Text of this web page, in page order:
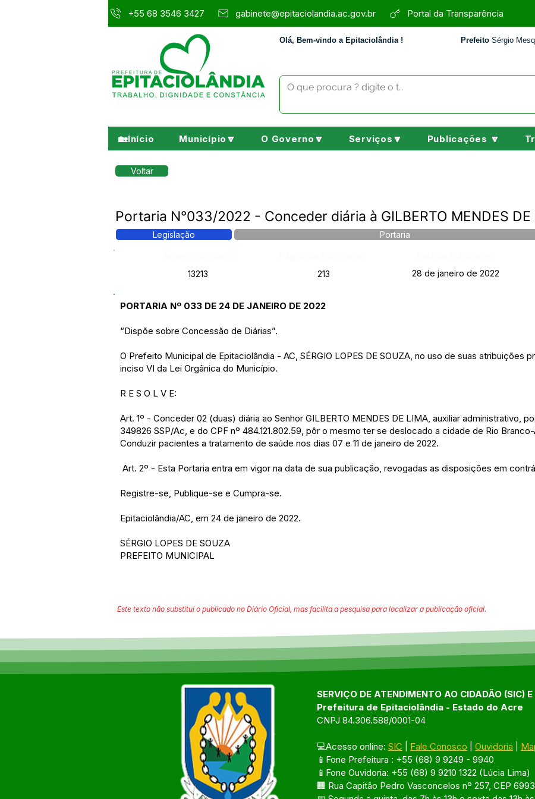
+55 68 3546 3427 gabinete@epitaciolandia.ac.gov.br Portal da Transparência
Olá, Bem-vindo a Epitaciolândia ! Prefeito Sérgio
🏡Início Município🔽 O Governo🔽 Serviços🔽 Publicações 🔽
Voltar
Portaria N°033/2022 - Conceder diária à GILBERTO MENDES DE
Legislação Portaria
13213
213 28 de janeiro de 2022
PORTARIA Nº 033 DE 24 DE JANEIRO DE 2022
“Dispõe sobre Concessão de Diárias”.
O Prefeito Municipal de Epitaciolândia - AC, SÉRGIO LOPES DE SOUZA, no uso de suas atribuições
inciso VI da Lei Orgânica do Município.
R E S O L V E:
Art. 1º - Conceder 02 (duas) diária ao Senhor GILBERTO MENDES DE LIMA, auxiliar administrativo,
349826 SSP/Ac, e do CPF nº 484.121.802.59, pôr o mesmo ter se deslocado a cidade de Rio Branco-
Conduzir pacientes a tratamento de saúde nos dias 07 e 11 de janeiro de 2022.
Art. 2º - Esta Portaria entra em vigor na data de sua publicação, revogadas as disposições em
Registre-se, Publique-se e Cumpra-se.
Epitaciolândia/AC, em 24 de janeiro de 2022.
SÉRGIO LOPES DE SOUZA
PREFEITO MUNICIPAL
Este texto não substitui o publicado no Diário Oficial, mas facilita a pesquisa para localizar a publicação oficial.
SERVIÇO DE ATENDIMENTO AO CIDADÃO (SIC)
Prefeitura de Epitaciolândia - Estado do Acre
CNPJ 84.306.588/0001-04
💻Acesso online: SIC Fale Conosco Ouvidoria
📱Fone Prefeitura : +55 (68) 9 9249 - 9940
📱Fone Ouvidoria: +55 (68) 9 9210 1322 (Lúcia Lima)
🏢 Rua Capitão Pedro Vasconcelos nº 257, CEP